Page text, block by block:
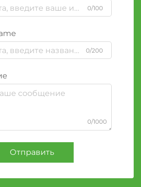
0/100
0/200
0/1000
Отправить